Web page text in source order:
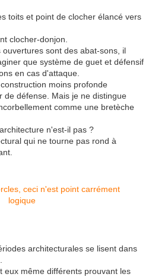
toits et point de clocher élancé vers
clocher-donjon.
sont des abat-sons, il
que système de guet et défensif
en cas d'attaque.
construction moins profonde
de défense. Mais je ne distingue
comme une bretèche
n'est-il pas ?
qui ne tourne pas rond à
architecturales se lisent dans
eux même différents prouvant les